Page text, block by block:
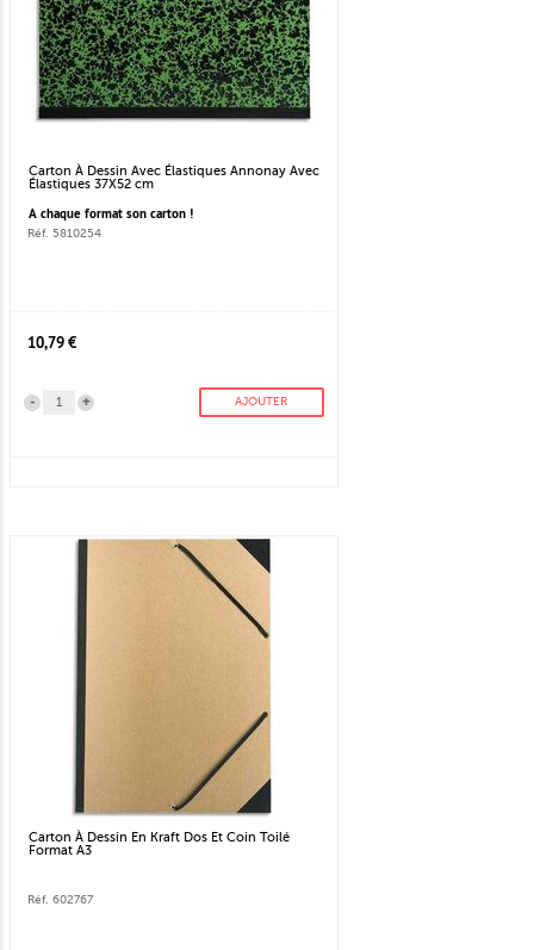
Carton À Dessin Avec Élastiques Annonay Avec
Élastiques 37X52 cm
A chaque format son carton !
Réf. 5810254
10,79 €
+
- AJOUTER
Carton À Dessin En Kraft Dos Et Coin Toilé
Format A3
Réf. 602767